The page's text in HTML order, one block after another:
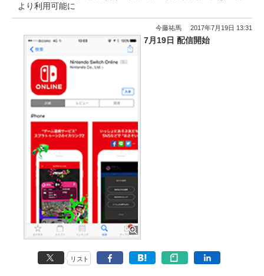
より利用可能に
今藤祐馬 2017年7月19日 13:31
7月19日 配信開始
リスト